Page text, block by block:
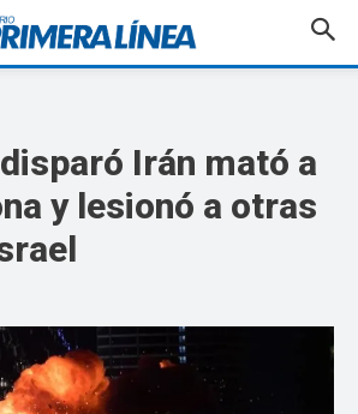
Irán mató a
y lesionó a otras